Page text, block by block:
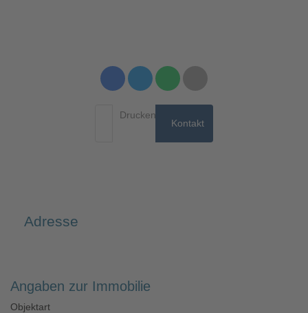
Drucken
Kontakt
Adresse
Angaben zur Immobilie
Objektart